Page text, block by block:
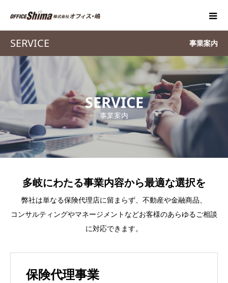
SERVICE 事業案内
SERVICE
事業案内
多岐にわたる事業内容から最適な選択を
弊社は単なる保険代理店に留まらず、不動産や金融商品、
コンサルティングやマネージメントなどお客様のあらゆるご相談
に対応できます。
保険代理事業